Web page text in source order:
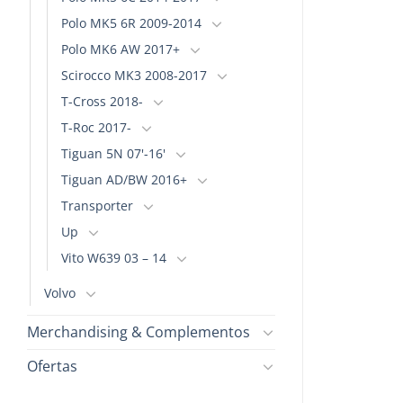
Polo MK5 6R 2009-2014
Polo MK6 AW 2017+
Scirocco MK3 2008-2017
T-Cross 2018-
T-Roc 2017-
Tiguan 5N 07'-16'
Tiguan AD/BW 2016+
Transporter
Up
Vito W639 03 – 14
Volvo
Merchandising & Complementos
Ofertas